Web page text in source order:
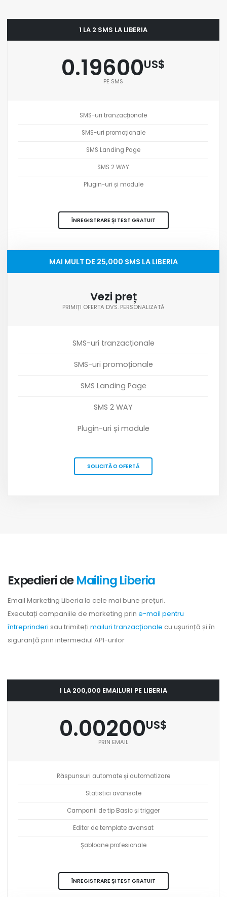
1 LA 2 SMS LA LIBERIA
0.19600US$
PE SMS
SMS-uri tranzacționale
SMS-uri promoționale
SMS Landing Page
SMS 2 WAY
Plugin-uri și module
ÎNREGISTRARE ȘI TEST GRATUIT
MAI MULT DE 25,000 SMS LA LIBERIA
Vezi preț
PRIMIȚI OFERTA DVS. PERSONALIZATĂ
SMS-uri tranzacționale
SMS-uri promoționale
SMS Landing Page
SMS 2 WAY
Plugin-uri și module
SOLICITĂ O OFERTĂ
Expedieri deMailing Liberia
Email Marketing Liberia la cele mai bune prețuri.
Executați campaniile de marketing prin e-mail pentru
întreprinderi sau trimiteți mailuri tranzacționale cu ușurință și în
siguranță prin intermediul API-urilor
1 LA 200,000 EMAILURI PE LIBERIA
0.00200US$
PRIN EMAIL
Răspunsuri automate și automatizare
Statistici avansate
Campanii de tip Basic și trigger
Editor de template avansat
Șabloane profesionale
ÎNREGISTRARE ȘI TEST GRATUIT